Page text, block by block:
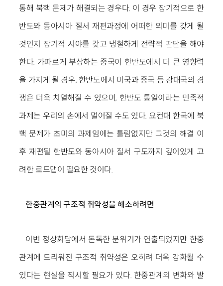
통해 북핵 문제가 해결되는 경우다. 이 경우 장기적으로 한
반도와 동아시아 질서 재편과정에 어떠한 의미를 갖게 될
것인지 장기적 시야를 갖고 냉철하게 전략적 판단을 해야
한다. 가파르게 부상하는 중국이 한반도에서 더 큰 영향력
을 가지게 될 경우, 한반도에서 미국과 중국 등 강대국의 경
쟁은 더욱 치열해질 수 있으며, 한반도 통일이라는 민족적
과제는 우리의 손에서 멀어질 수도 있다. 요컨대 한국에 북
핵 문제가 초미의 과제임에는 틀림없지만 그것의 해결 이
후 재편될 한반도와 동아시아 질서 구도까지 깊이있게 고
려한 로드맵이 필요한 것이다.
한중관계의 구조적 취약성을 해소하려면
이번 정상회담에서 돈독한 분위기가 연출되었지만 한중
관계에 드리워진 구조적 취약성은 오히려 더욱 강화될 수
있다는 현실을 직시할 필요가 있다. 한중관계의 변화와 발